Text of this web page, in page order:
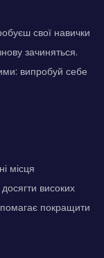
свої навички
зачиняться.
випробуй себе
місця
високих
покращити